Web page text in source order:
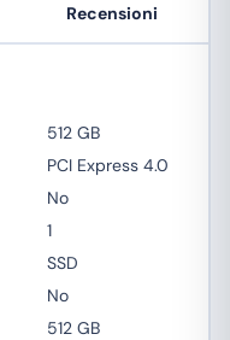
Recensioni
512 GB
PCI Express 4.0
No
1
SSD
No
512 GB